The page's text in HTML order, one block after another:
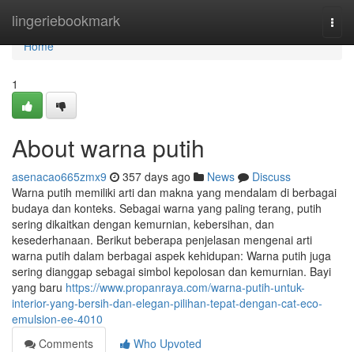
lingeriebookmark
Home
Home
1
About warna putih
asenacao665zmx9 357 days ago News
Discuss
Warna putih memiliki arti dan makna yang mendalam di berbagai
budaya dan konteks. Sebagai warna yang paling terang, putih
sering dikaitkan dengan kemurnian, kebersihan, dan
kesederhanaan. Berikut beberapa penjelasan mengenai arti
warna putih dalam berbagai aspek kehidupan: Warna putih juga
sering dianggap sebagai simbol kepolosan dan kemurnian. Bayi
yang baru https://www.propanraya.com/warna-putih-untuk-
interior-yang-bersih-dan-elegan-pilihan-tepat-dengan-cat-eco-
emulsion-ee-4010
Comments
Who Upvoted